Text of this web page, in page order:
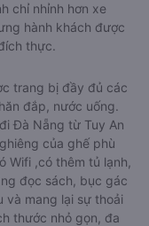
chỉ nhỉnh hơn xe
hành khách được
thực.
trang bị đầy đủ các
đắp, nước uống.
Đà Nẵng từ Tuy An
của ghế phù
Wifi ,có thêm tủ lạnh,
đọc sách, bục gác
và mang lại sự thoải
thước nhỏ gọn, đa